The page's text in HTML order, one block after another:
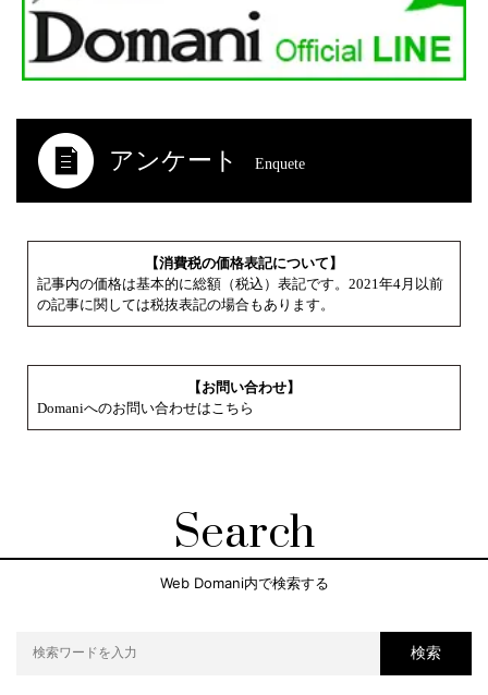
アンケート Enquete
【消費税の価格表記について】
記事内の価格は基本的に総額（税込）表記です。2021年4月以前
の記事に関しては税抜表記の場合もあります。
【お問い合わせ】
Domaniへのお問い合わせはこちら
Search
Web Domani内で検索する
検索